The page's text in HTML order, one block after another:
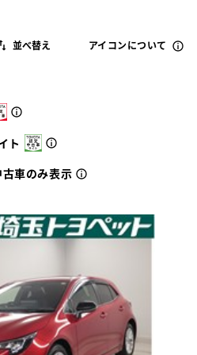
アイコンについて
ト
車のみ表示